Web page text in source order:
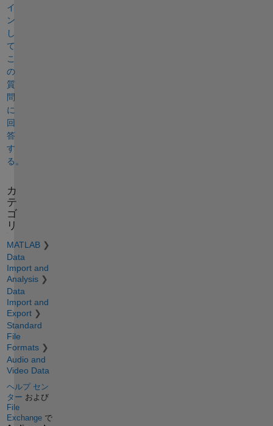
イ
ン
し
て
こ
の
質
問
に
回
答
す
る。
カ
テ
ゴ
リ
MATLAB
Data
Import and
Analysis
Data
Import and
Export
Standard
File
Formats
Audio and
Video Data
ヘルプ セン
ター および
File
Exchangeで